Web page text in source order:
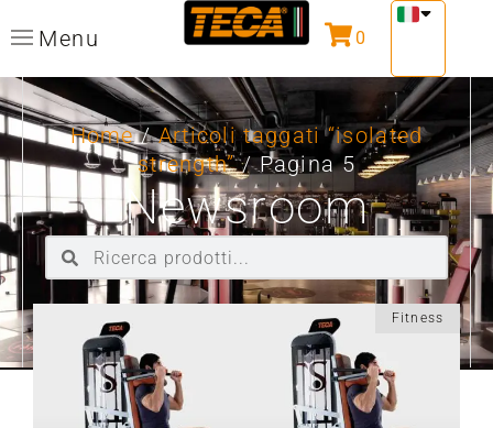
Menu 0
Home/Articoli taggati “isolated
strength”/ Pagina 5
Newsroom
Fitness